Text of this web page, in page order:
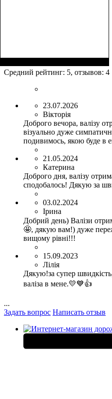
Средний рейтинг: 5, отзывов: 4
23.07.2026
Вікторія
Доброго вечора, валізу
візуально дуже
подивимось, якою буде в
21.05.2024
Катерина
Доброго дня, валізу
сподобалось! Дякую за
03.02.2024
Ірина
Добрий день) Валізи
🤩, дякую вам!) дуже
вищому рівні!!!
15.09.2023
Лілія
Дякую!за супер
валіза в мене.💛💙👍
...
Задать вопрос Написать отзыв